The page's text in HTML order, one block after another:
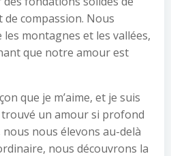
de compassion. Nous
montagnes et les vallées,
que notre amour est
que je m’aime, et je suis
trouvé un amour si profond
nous nous élevons au-delà
nous découvrons la